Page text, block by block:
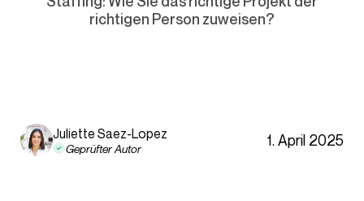
richtigen Person zuweisen?
Juliette Saez-Lopez
Geprüfter Autor 1. April 2025